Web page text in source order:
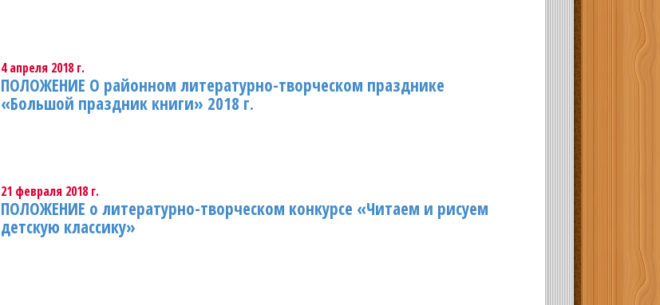
4 апреля 2018 г.
ПОЛОЖЕНИЕ О районном литературно-творческом празднике
«Большой праздник книги» 2018 г.
21 февраля 2018 г.
ПОЛОЖЕНИЕ о литературно-творческом конкурсе «Читаем и рисуем
детскую классику»